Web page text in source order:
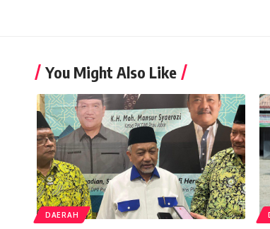
You Might Also Like
DAERAH